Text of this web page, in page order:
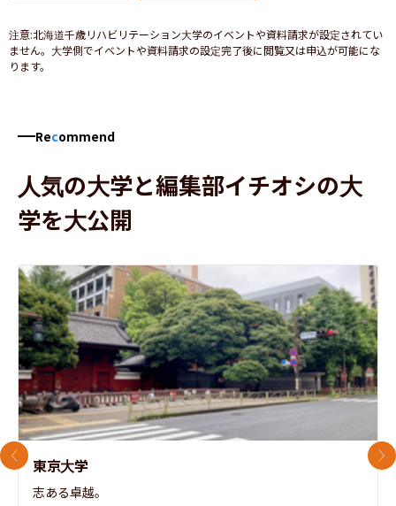
注意:北海道千歳リハビリテーション大学のイベントや資料請求が設定されてい
ません。大学側でイベントや資料請求の設定完了後に閲覧又は申込が可能にな
ります。
Recommend
人気の大学と編集部イチオシの大
学を大公開
東京大学
志ある卓越。
前のスライド 次